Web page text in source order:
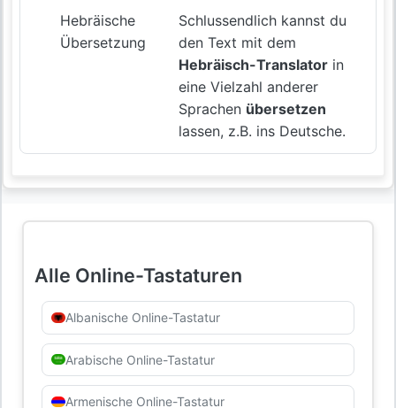
Hebräische
Übersetzung
Schlussendlich kannst du
den Text mit dem
Hebräisch-Translator in
eine Vielzahl anderer
Sprachen übersetzen
lassen, z.B. ins Deutsche.
Alle Online-Tastaturen
Albanische Online-Tastatur
Arabische Online-Tastatur
Armenische Online-Tastatur